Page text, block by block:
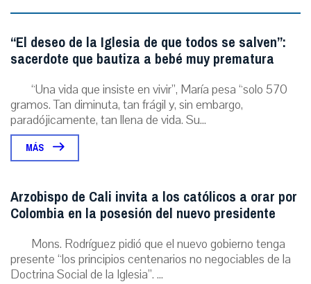
“El deseo de la Iglesia de que todos se salven”:
sacerdote que bautiza a bebé muy prematura
“Una vida que insiste en vivir”, María pesa “solo 570
gramos. Tan diminuta, tan frágil y, sin embargo,
paradójicamente, tan llena de vida. Su...
MÁS
Arzobispo de Cali invita a los católicos a orar por
Colombia en la posesión del nuevo presidente
Mons. Rodríguez pidió que el nuevo gobierno tenga
presente “los principios centenarios no negociables de la
Doctrina Social de la Iglesia”. ...